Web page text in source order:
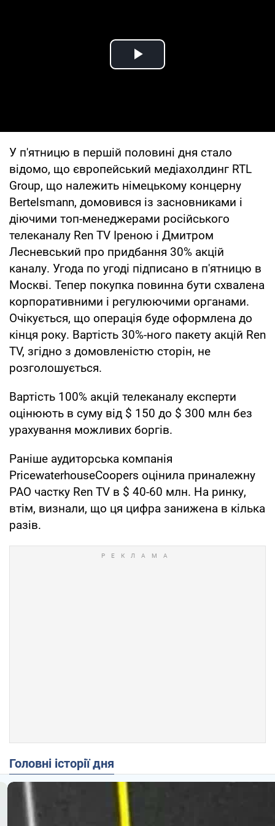
Play Video
У п'ятницю в першій половині дня стало
відомо, що європейський медіахолдинг RTL
Group, що належить німецькому концерну
Bertelsmann, домовився із засновниками і
діючими топ-менеджерами російського
телеканалу Ren TV Іреною і Дмитром
Лесневський про придбання 30% акцій
каналу. Угода по угоді підписано в п'ятницю в
Москві. Тепер покупка повинна бути схвалена
корпоративними і регулюючими органами.
Очікується, що операція буде оформлена до
кінця року. Вартість 30%-ного пакету акцій Ren
TV, згідно з домовленістю сторін, не
розголошується.
Вартість 100% акцій телеканалу експерти
оцінюють в суму від $ 150 до $ 300 млн без
урахування можливих боргів.
Раніше аудиторська компанія
PricewaterhouseCoopers оцінила приналежну
РАО частку Ren TV в $ 40-60 млн. На ринку,
втім, визнали, що ця цифра занижена в кілька
разів.
Головні історії дня